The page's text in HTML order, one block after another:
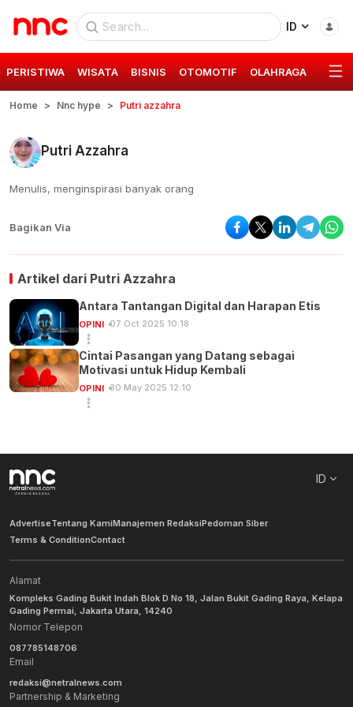
ID
PERISTIWA WISATA BISNIS OTOMOTIF OLAHRAGA GAYA
Home Nnc hype Putri azzahra
Putri Azzahra
Menulis, menginspirasi banyak orang
Bagikan Via
Artikel dari Putri Azzahra
Antara Tantangan Digital dan Harapan Etis
OPINI 07 Oct 2025 10:18
Cintai Pasangan yang Datang sebagai
Motivasi untuk Hidup Kembali
OPINI 30 May 2025 12:10
ID
AdvertiseTentang KamiManajemen RedaksiPedoman Siber
Terms & ConditionContact
Alamat
Kompleks Gading Bukit Indah Blok D No 18, Jalan Bukit Gading Raya, Kelapa
Gading Permai, Jakarta Utara, 14240
Nomor Telepon
087785148706
Email
redaksi@netralnews.com
Partnership & Marketing